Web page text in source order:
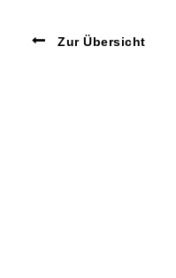
Zur Übersicht